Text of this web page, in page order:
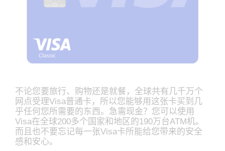
不论您要旅行、购物还是就餐，全球共有几千万个
网点受理Visa普通卡，所以您能够用这张卡买到几
乎任何您所需要的东西。急需现金？您可以使用
Visa在全球200多个国家和地区的190万台ATM机。
而且也不要忘记每一张Visa卡所能给您带来的安全
感和安心。